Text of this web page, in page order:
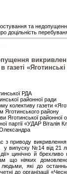
та
доцільність
газеті
РДА
районної ради
колективу газети
Яготинського району
Яготинської районної
партії «УДАР Віталія
приводу викривлення
у випуску №14 від 21
цинічно й
що ніяких
які до
до організації